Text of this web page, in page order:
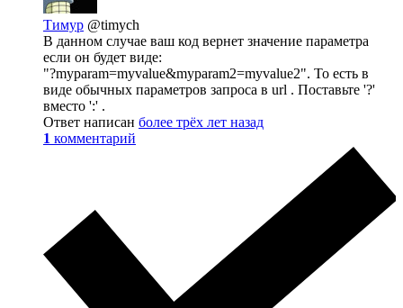
Тимур @timych
В данном случае ваш код вернет значение параметра
если он будет виде:
"?myparam=myvalue&myparam2=myvalue2". То есть в
виде обычных параметров запроса в url . Поставьте '?'
вместо ':' .
Ответ написан более трёх лет назад
1 комментарий